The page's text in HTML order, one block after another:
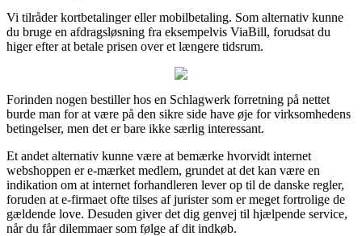
Vi tilråder kortbetalinger eller mobilbetaling. Som alternativ kunne
du bruge en afdragsløsning fra eksempelvis ViaBill, forudsat du
higer efter at betale prisen over et længere tidsrum.
Forinden nogen bestiller hos en Schlagwerk forretning på nettet
burde man for at være på den sikre side have øje for virksomhedens
betingelser, men det er bare ikke særlig interessant.
Et andet alternativ kunne være at bemærke hvorvidt internet
webshoppen er e-mærket medlem, grundet at det kan være en
indikation om at internet forhandleren lever op til de danske regler,
foruden at e-firmaet ofte tilses af jurister som er meget fortrolige de
gældende love. Desuden giver det dig genvej til hjælpende service,
når du får dilemmaer som følge af dit indkøb.